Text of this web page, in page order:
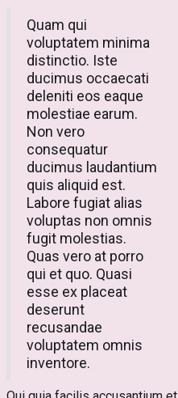
Quam qui
voluptatem minima
distinctio. Iste
ducimus occaecati
deleniti eos eaque
molestiae earum.
Non vero
consequatur
ducimus laudantium
quis aliquid est.
Labore fugiat alias
voluptas non omnis
fugit molestias.
Quas vero at porro
qui et quo. Quasi
esse ex placeat
deserunt
recusandae
voluptatem omnis
inventore.